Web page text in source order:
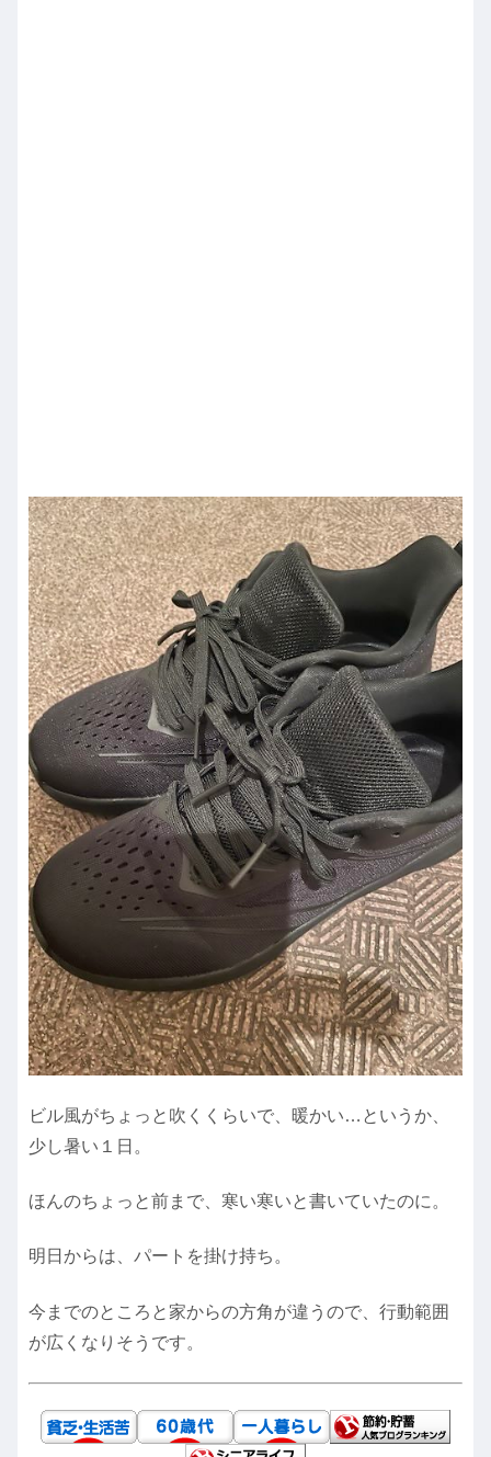
ビル風がちょっと吹くくらいで、暖かい…というか、
少し暑い１日。
ほんのちょっと前まで、寒い寒いと書いていたのに。
明日からは、パートを掛け持ち。
今までのところと家からの方角が違うので、行動範囲
が広くなりそうです。